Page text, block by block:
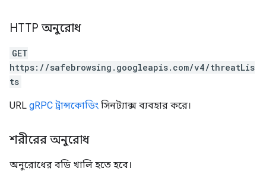
HTTP অনুরোধ
GET
https://safebrowsing.googleapis.com/v4/threatLis
ts
URL gRPC ট্রান্সকোডিং সিনট্যাক্স ব্যবহার করে।
শরীরের অনুরোধ
অনুরোধের বডি খালি হতে হবে।